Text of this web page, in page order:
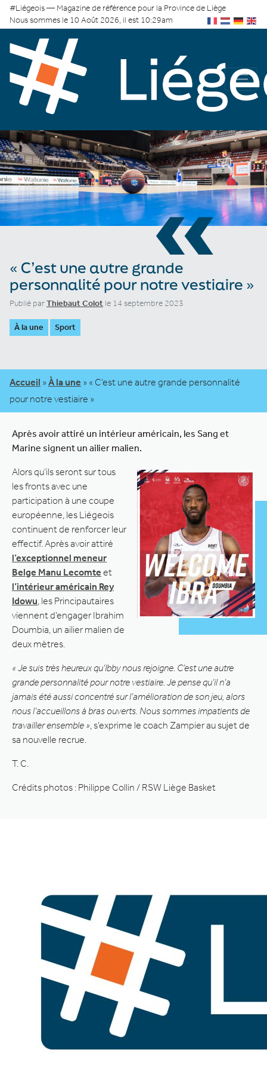
#Liégeois — Magazine de référence pour la Province de Liège
Nous sommes le 10 Août 2026, il est 10:29am
«
« C’est une autre grande
personnalité pour notre vestiaire »
Publié parThiebaut Colot le 14 septembre 2023
À la une Sport
Accueil » À la une » « C’est une autre grande personnalité
pour notre vestiaire »
Après avoir attiré un intérieur américain, les Sang et
Marine signent un ailier malien.
Alors qu’ils seront sur tous
les fronts avec une
participation à une coupe
européenne, les Liégeois
continuent de renforcer leur
effectif. Après avoir attiré
l’exceptionnel meneur
Belge Manu Lecomte et
l’intérieur américain Rey
Idowu , les Principautaires
viennent d’engager Ibrahim
Doumbia, un ailier malien de
deux mètres.
« Je suis très heureux qu’Ibby nous rejoigne. C’est une autre
grande personnalité pour notre vestiaire. Je pense qu’il n’a
jamais été aussi concentré sur l’amélioration de son jeu, alors
nous l’accueillons à bras ouverts. Nous sommes impatients de
travailler ensemble » , s’exprime le coach Zampier au sujet de
sa nouvelle recrue.
T. C.
Crédits photos : Philippe Collin / RSW Liège Basket